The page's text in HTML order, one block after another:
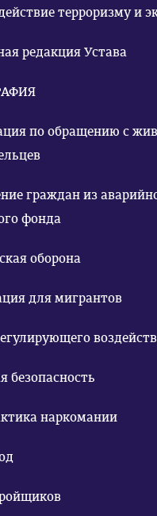
терроризму и
редакция Устава
по обращению с
граждан из
фонда
оборона
для мигрантов
безопасность
наркомании